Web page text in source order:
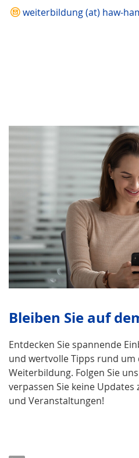
weiterbildung (at) haw-
Bleiben Sie auf
Entdecken Sie spannende
und wertvolle Tipps rund um
Weiterbildung. Folgen Sie
verpassen Sie keine
und Veranstaltungen!